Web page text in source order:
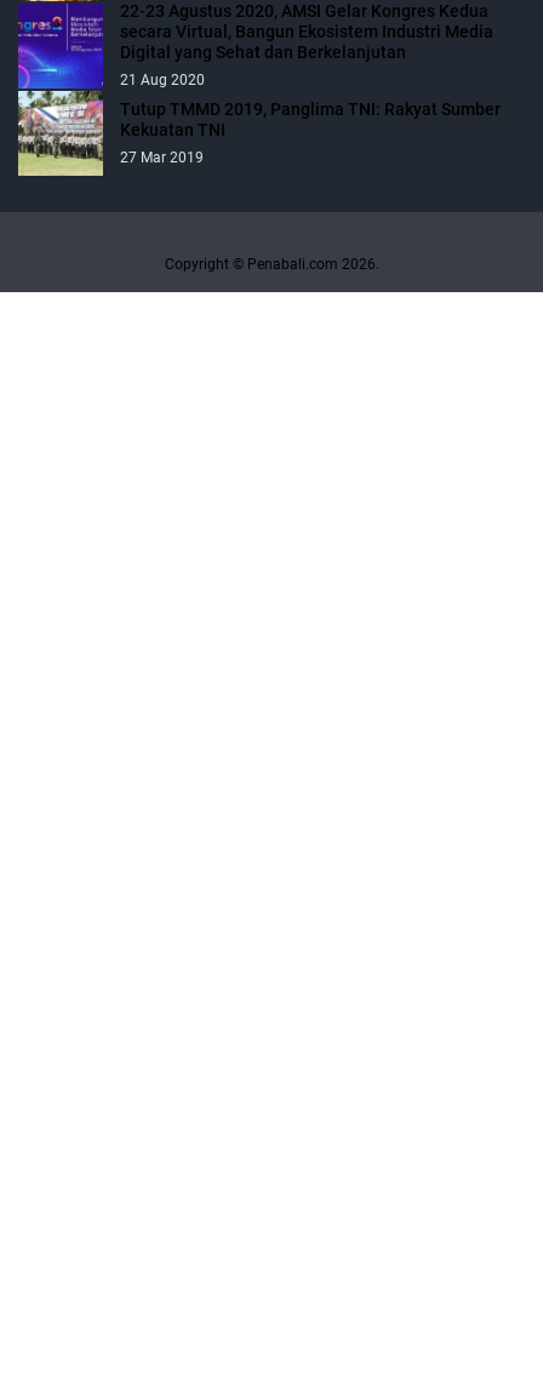
22-23 Agustus 2020, AMSI Gelar Kongres Kedua
secara Virtual, Bangun Ekosistem Industri Media
Digital yang Sehat dan Berkelanjutan
21 Aug 2020
Tutup TMMD 2019, Panglima TNI: Rakyat Sumber
Kekuatan TNI
27 Mar 2019
Copyright © Penabali.com 2026.